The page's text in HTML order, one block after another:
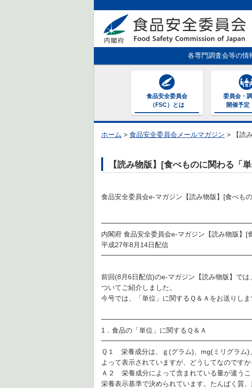
各専門調査会等の情
食品安全委員会
（FSC）とは
委員会・
開催予定
ホーム > 食品安全委員会メールマガジン > 【読
【読み物版】[食べものに関わる「
食品安全委員会e-マガジン【読み物版】[食べも
内閣府 食品安全委員会e-マガジン【読み物版】[
平成27年8月14日配信
前回(8月6日配信)のe-マガジン【読み物版】で
ついてご紹介しました。
今号では、「単位」に関するＱ＆Ａをお送りしま
1．食品の「単位」に関するＱ＆Ａ
Ｑ１ 栄養成分は、ｇ(グラム)、mg(ミリグラム)
よって表示されていますが、どうしてなのですか
Ａ２ 栄養成分によって含まれている量が違う
栄養表示基準で決められています。たんぱく質